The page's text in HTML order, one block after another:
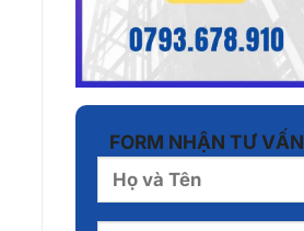
FORM NHẬN TƯ VẤN